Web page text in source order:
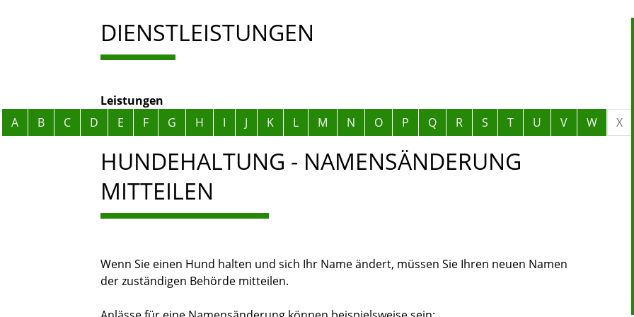
DIENSTLEISTUNGEN
Leistungen
Alphabetisches Register überspringen
A B C D E F G H I J K L M N O P Q R S T U V W X
HUNDEHALTUNG - NAMENSÄNDERUNG
MITTEILEN
Wenn Sie einen Hund halten und sich Ihr Name ändert, müssen Sie Ihren neuen Namen
der zuständigen Behörde mitteilen.